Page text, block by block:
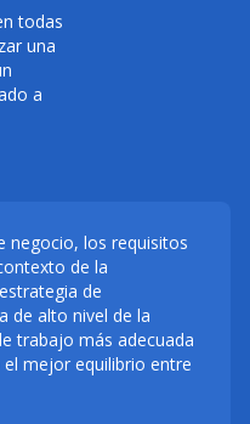
todas
una
a
negocio, los requisitos
de la
de
de alto nivel de la
trabajo más adecuada
mejor equilibrio entre